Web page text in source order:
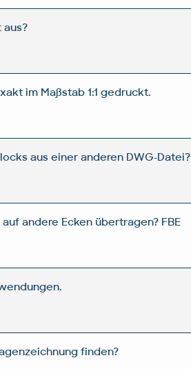
im Maßstab 1:1 gedruckt.
aus einer anderen DWG-Datei?
andere Ecken übertragen? FBE
finden?